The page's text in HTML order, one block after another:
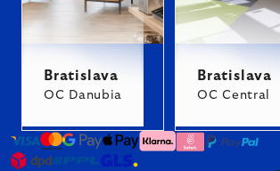
Bratislava
OC Danubia
Bratislava
OC Central